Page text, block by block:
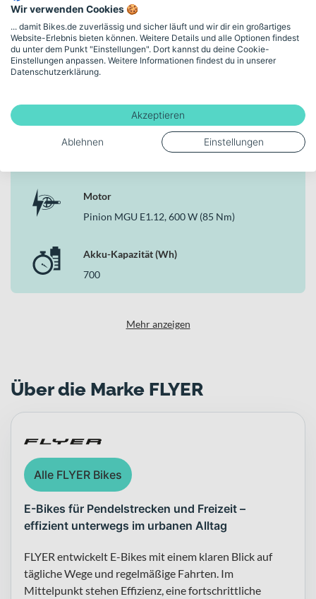
Rahmenhöhe
29" - L
Schaltungstyp
Bremsen
Motor
Pinion MGU E1.12, 600 W (85 Nm)
Akku-Kapazität (Wh)
700
Mehr anzeigen
Über die Marke FLYER
Alle FLYER Bikes
E-Bikes für Pendelstrecken und Freizeit –
effizient unterwegs im urbanen Alltag
FLYER entwickelt E-Bikes mit einem klaren Blick auf
tägliche Wege und regelmäßige Fahrten. Im
Mittelpunkt stehen Effizienz, eine fortschrittliche
Wir verwenden Cookies 🍪
... damit Bikes.de zuverlässig und sicher läuft und wir dir ein großartiges
Website-Erlebnis bieten können. Weitere Details und alle Optionen findest
du unter dem Punkt "Einstellungen". Dort kannst du deine Cookie-
Einstellungen anpassen. Weitere Informationen findest du in unserer
Datenschutzerklärung.
Akzeptieren
Ablehnen Einstellungen